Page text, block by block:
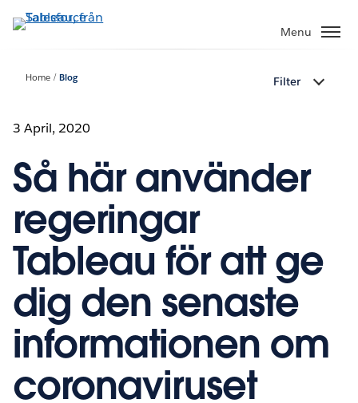
vidare
Menu
Home Blog Filter
3 April, 2020
Så här använder
regeringar
Tableau för att ge
dig den senaste
informationen om
coronaviruset